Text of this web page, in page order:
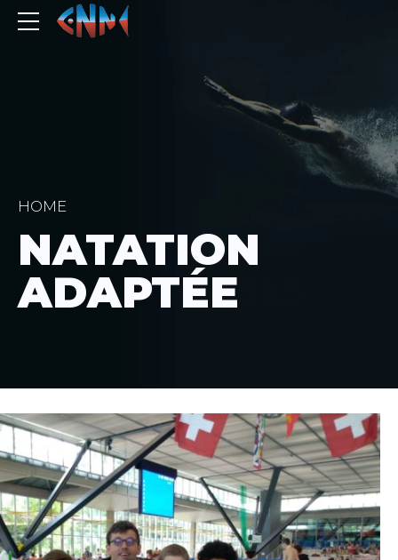
HOME
NATATION
ADAPTÉE